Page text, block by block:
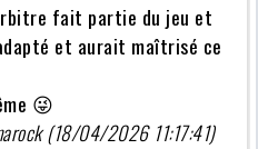
fait partie du jeu et
et aurait maîtrisé ce
😜
(18/04/2026 11:17:41)